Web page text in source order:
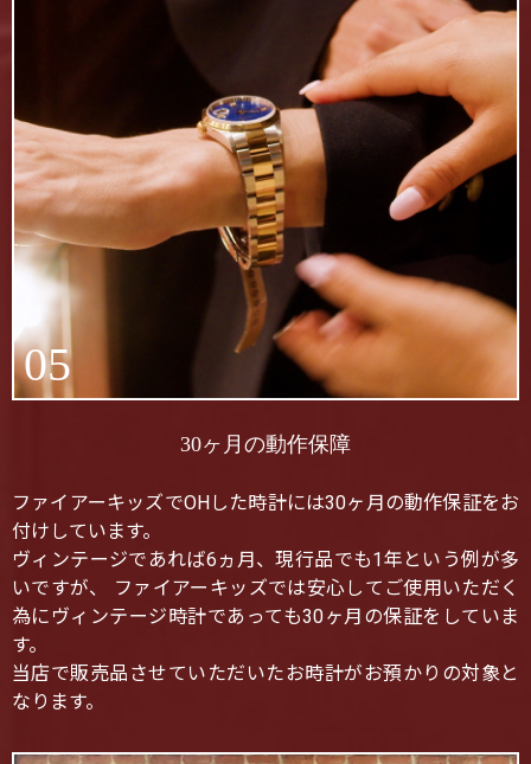
05
30ヶ月の動作保障
ファイアーキッズでOHした時計には30ヶ月の動作保証をお
付けしています。
ヴィンテージであれば6ヵ月、現行品でも1年という例が多
いですが、 ファイアーキッズでは安心してご使用いただく
為にヴィンテージ時計であっても30ヶ月の保証をしていま
す。
当店で販売品させていただいたお時計がお預かりの対象と
なります。